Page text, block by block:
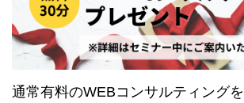
通常有料のWEBコンサルティング